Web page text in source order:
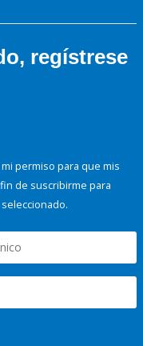
regístrese
permiso para que mis
de suscribirme para